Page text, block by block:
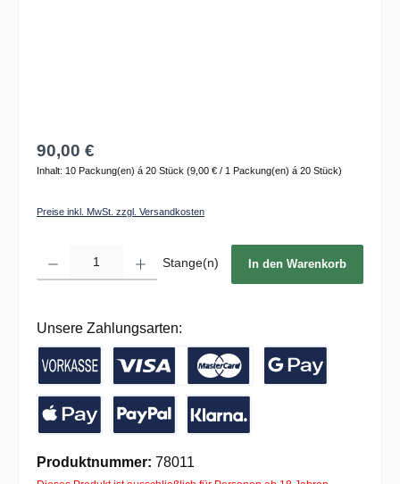
90,00 €
Inhalt: 10 Packung(en) á 20 Stück (9,00 € / 1 Packung(en) á 20 Stück)
Preise inkl. MwSt. zzgl. Versandkosten
Stange(n) In den Warenkorb
Unsere Zahlungsarten:
Vorkasse / Banküberweisung
Kreditkarte
Produktnummer: 78011